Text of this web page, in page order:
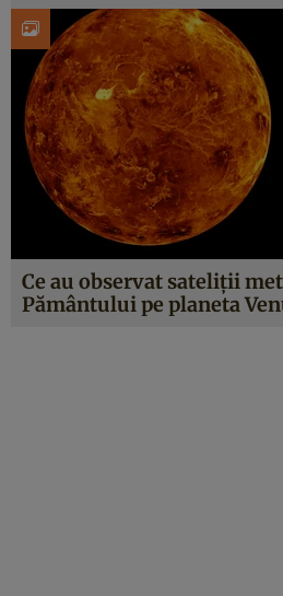
Ce au observat sateliții
Pământului pe planeta